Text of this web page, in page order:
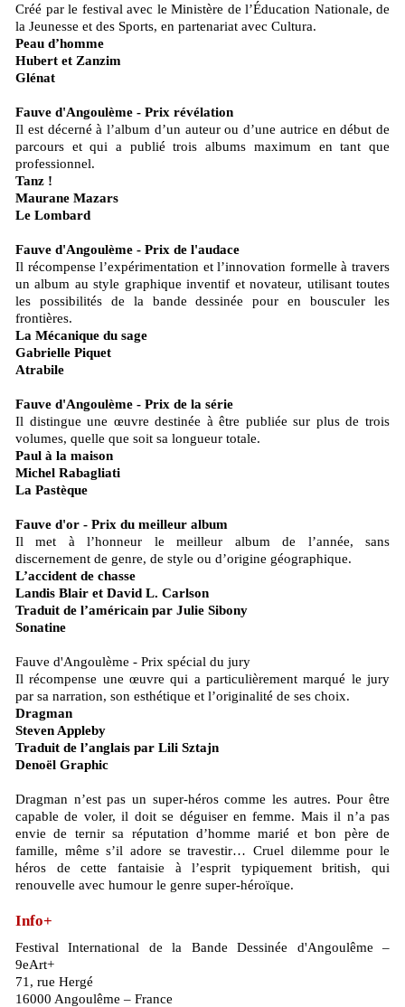
Créé par le festival avec le Ministère de l’Éducation Nationale, de
la Jeunesse et des Sports, en partenariat avec Cultura.
Peau d’homme
Hubert et Zanzim
Glénat
Fauve d'Angoulème - Prix révélation
Il est décerné à l’album d’un auteur ou d’une autrice en début de
parcours et qui a publié trois albums maximum en tant que
professionnel.
Tanz !
Maurane Mazars
Le Lombard
Fauve d'Angoulème - Prix de l'audace
Il récompense l’expérimentation et l’innovation formelle à travers
un album au style graphique inventif et novateur, utilisant toutes
les possibilités de la bande dessinée pour en bousculer les
frontières.
La Mécanique du sage
Gabrielle Piquet
Atrabile
Fauve d'Angoulème - Prix de la série
Il distingue une œuvre destinée à être publiée sur plus de trois
volumes, quelle que soit sa longueur totale.
Paul à la maison
Michel Rabagliati
La Pastèque
Fauve d'or - Prix du meilleur album
Il met à l’honneur le meilleur album de l’année, sans
discernement de genre, de style ou d’origine géographique.
L’accident de chasse
Landis Blair et David L. Carlson
Traduit de l’américain par Julie Sibony
Sonatine
Fauve d'Angoulème - Prix spécial du jury
Il récompense une œuvre qui a particulièrement marqué le jury
par sa narration, son esthétique et l’originalité de ses choix.
Dragman
Steven Appleby
Traduit de l’anglais par Lili Sztajn
Denoël Graphic
Dragman n’est pas un super-héros comme les autres. Pour être
capable de voler, il doit se déguiser en femme. Mais il n’a pas
envie de ternir sa réputation d’homme marié et bon père de
famille, même s’il adore se travestir… Cruel dilemme pour le
héros de cette fantaisie à l’esprit typiquement british, qui
renouvelle avec humour le genre super-héroïque.
Info+
Festival International de la Bande Dessinée d'Angoulême –
9eArt+
71, rue Hergé
16000 Angoulême – France